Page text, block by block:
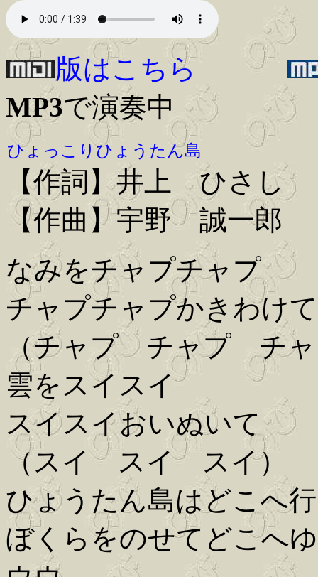
版はこちら
MP3で演奏中
ひょっこりひょうたん島
【作詞】井上 ひさし
【作曲】宇野 誠一郎
なみをチャプチャプ
チャプチャプかきわけて
（チャプ チャプ チ
雲をスイスイ
スイスイおいぬいて
（スイ スイ スイ）
ひょうたん島はどこへ
ぼくらをのせてどこへ